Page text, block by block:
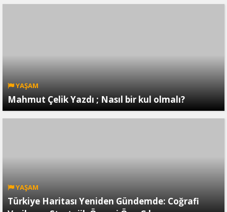
YAŞAM
Mahmut Çelik Yazdı ; Nasıl bir kul olmalı?
YAŞAM
Türkiye Haritası Yeniden Gündemde: Coğrafi